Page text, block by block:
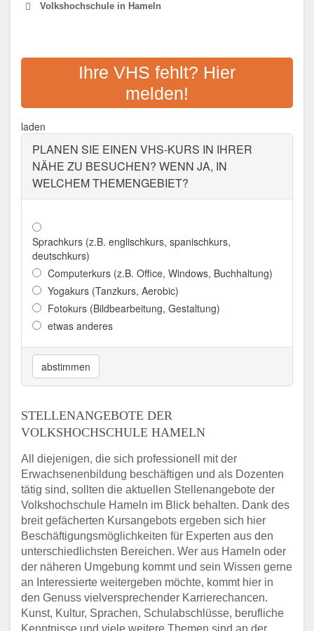
Volkshochschule in Hameln
VHS HAMELN-PYRMONT
Adresse: Sedanstr. 11, 31785 Hameln
Ihre VHS fehlt? Hier
melden!
laden
PLANEN SIE EINEN VHS-KURS IN IHRER
NÄHE ZU BESUCHEN? WENN JA, IN
WELCHEM THEMENGEBIET?
Sprachkurs (z.B. englischkurs, spanischkurs,
deutschkurs)
Computerkurs (z.B. Office, Windows, Buchhaltung)
Yogakurs (Tanzkurs, Aerobic)
Fotokurs (Bildbearbeitung, Gestaltung)
etwas anderes
abstimmen
STELLENANGEBOTE DER
VOLKSHOCHSCHULE HAMELN
All diejenigen, die sich professionell mit der
Erwachsenenbildung beschäftigen und als Dozenten
tätig sind, sollten die aktuellen Stellenangebote der
Volkshochschule Hameln im Blick behalten. Dank des
breit gefächerten Kursangebots ergeben sich hier
Beschäftigungsmöglichkeiten für Experten aus den
unterschiedlichsten Bereichen. Wer aus Hameln oder
der näheren Umgebung kommt und sein Wissen gerne
an Interessierte weitergeben möchte, kommt hier in
den Genuss vielversprechender Karrierechancen.
Kunst, Kultur, Sprachen, Schulabschlüsse, berufliche